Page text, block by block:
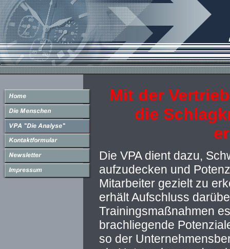
Mit der
die
Die VPA dient dazu,
aufzudecken und
Mitarbeiter gezielt zu
erhält Aufschluss
Trainingsmaßnahmen
brachliegende
so der